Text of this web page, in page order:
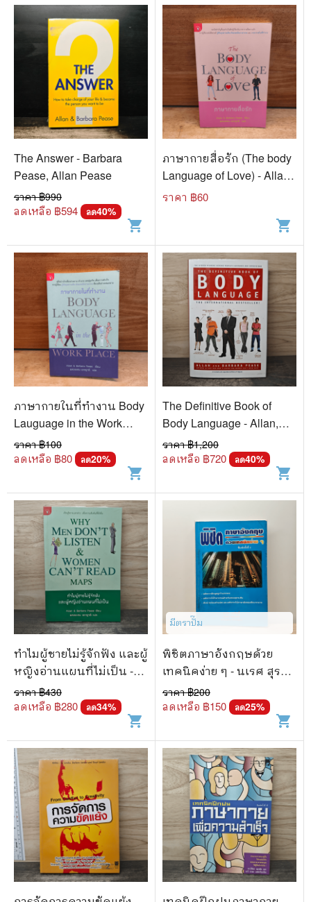
The Answer - Barbara
Pease, Allan Pease
ราคา ฿990
ลดเหลือ ฿594 ลด40%
shopping_cart
ภาษากายสื่อรัก (The body
Language of Love) - Allan
& Barbara Pease
ราคา ฿60
shopping_cart
ภาษากายในที่ทำงาน Body
Lauguage in the Work
Place - Allan & Barbara
Pease, พลอยแสง เอง
ราคา ฿100
ลดเหลือ ฿80 ลด20%
shopping_cart
The Definitive Book of
Body Language - Allan,
Barbara Pease
ราคา ฿1,200
ลดเหลือ ฿720 ลด40%
shopping_cart
ทำไมผู้ชายไม่รู้จักฟัง และผู้
หญิงอ่านแผนที่ไม่เป็น -
Allan & Barbara Pease,
พลอยแสง เอกญาติ
ราคา ฿430
ลดเหลือ ฿280 ลด34%
shopping_cart
มีตราปั๊ม
พิชิตภาษาอังกฤษด้วย
เทคนิคง่าย ๆ - นเรศ สุร
สิทธิ์
ราคา ฿200
ลดเหลือ ฿150 ลด25%
shopping_cart